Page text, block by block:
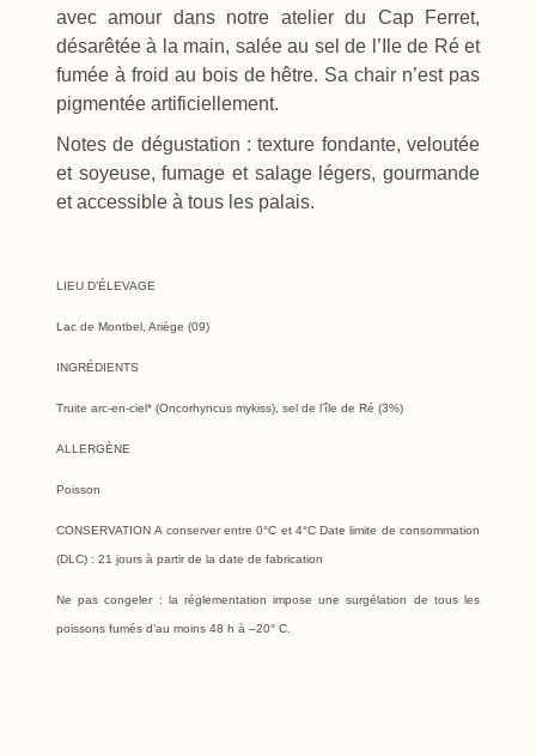
avec amour dans notre atelier du Cap Ferret,
désarêtée à la main, salée au sel de l’Ile de Ré et
fumée à froid au bois de hêtre. Sa chair n’est pas
pigmentée artificiellement.
Notes de dégustation : texture fondante, veloutée
et soyeuse, fumage et salage légers, gourmande
et accessible à tous les palais.
LIEU D’ÉLEVAGE
Lac de Montbel, Ariège (09)
INGRÉDIENTS
Truite arc-en-ciel* (Oncorhyncus mykiss), sel de l’île de Ré (3%)
ALLERGÈNE
Poisson
CONSERVATIONA conserver entre 0°C et 4°C Date limite de consommation
(DLC) : 21 jours à partir de la date de fabrication
Ne pas congeler : la réglementation impose une surgélation de tous les
poissons fumés d’au moins 48 h à –20° C.